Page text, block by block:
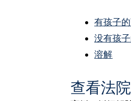
有孩子
没有孩
溶解
查看法